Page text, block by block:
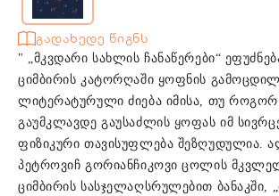
" „მკვდარი სახლის ჩანაწერები“
ციმბირის კატორღაში ყოფნის
ლიტერატურული ძიება იმისა, თუ როგორ
გაუმკლავდე გაუსაძლის ყოფას იმ
ფიზიკური თავისუფლება შეზღუდულია.
პეტროვიჩ გორიანჩიკოვი ცოლის
ციმბირის სასჯელაღსრულებით ბანაკში,
გადახედე წიგნს